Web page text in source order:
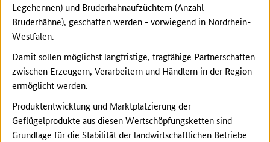
Legehennen) und Bruderhahnaufzüchtern (Anzahl
Bruderhähne), geschaffen werden - vorwiegend in Nordrhein-
Westfalen.
Damit sollen möglichst langfristige, tragfähige Partnerschaften
zwischen Erzeugern, Verarbeitern und Händlern in der Region
ermöglicht werden.
Produktentwicklung und Marktplatzierung der
Geflügelprodukte aus diesen Wertschöpfungsketten sind
Grundlage für die Stabilität der landwirtschaftlichen Betriebe